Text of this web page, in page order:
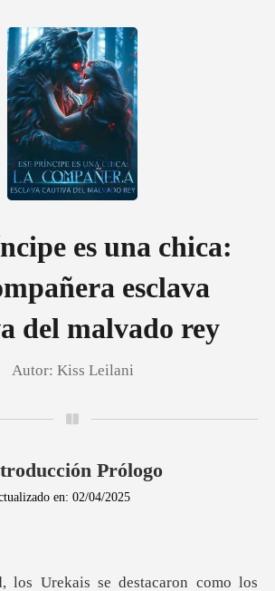
es una chica:
esclava
del malvado rey
Autor: Kiss Leilani
Prólogo
en: 02/04/2025